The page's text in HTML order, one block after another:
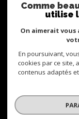
© 2026 | TOUS DROITS
NOS
Comme
utilise
On aimerait
En poursuivant,
cookies par ce site,
contenus adaptés